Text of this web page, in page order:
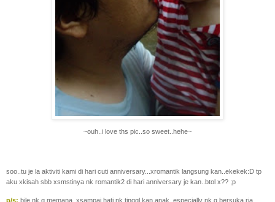
~ouh..i love ths pic..so sweet..hehe~
soo..tu je la aktiviti kami di hari cuti anniversary...xromantik langsung kan..ekekek:D tp
aku xkisah sbb xsmstinya nk romantik2 di hari anniversary je kan..btol x?? ;p
p/s: bile nk g memana..xsampai hati nk tinggl kan anak..especially nk g bersuka ria